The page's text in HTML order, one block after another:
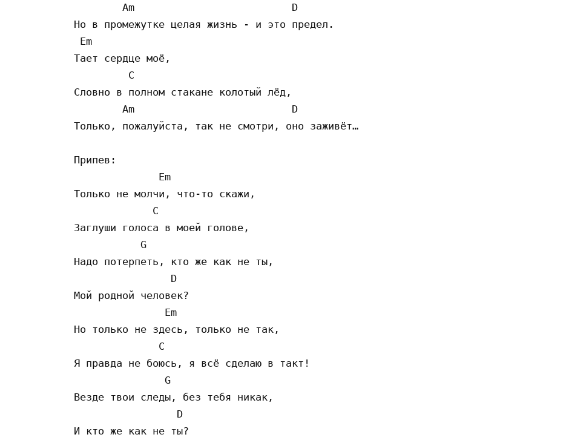
        Am                          D
Но в промежутке целая жизнь - и это предел.
Em
Тает сердце моё,
         C
Словно в полном стакане колотый лёд,
        Am                          D
Только, пожалуйста, так не смотри, оно заживёт…
Припев:
              Em
Только не молчи, что-то скажи,
             C
Заглуши голоса в моей голове,
           G
Надо потерпеть, кто же как не ты,
                D
Мой родной человек?
               Em
Но только не здесь, только не так,
              C
Я правда не боюсь, я всё сделаю в такт!
               G
Везде твои следы, без тебя никак,
                 D
И кто же как не ты?